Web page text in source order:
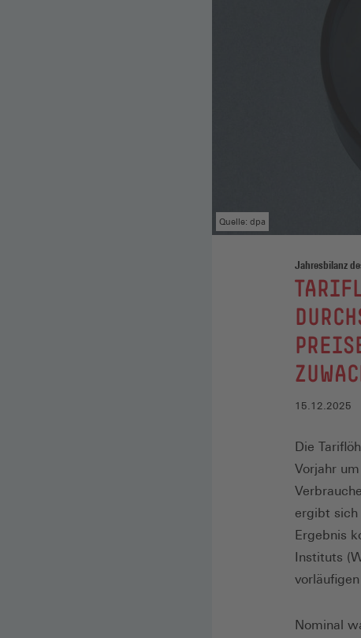
Quelle: dpa
Jahresbilanz
:
15.12.2025
Die
Vorjahr
ergibt sich
Ergebnis
Instituts
Nominal